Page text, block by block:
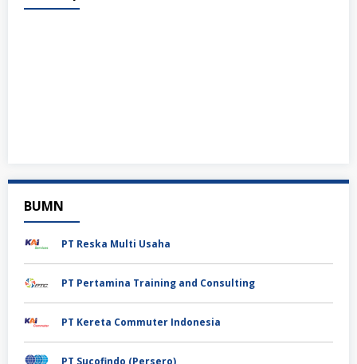
BUMN
PT Reska Multi Usaha
PT Pertamina Training and Consulting
PT Kereta Commuter Indonesia
PT Sucofindo (Persero)